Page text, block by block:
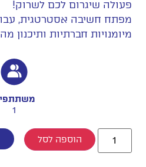
פעולה שיגרום לכם לשרוק!
מפתח חשיבה אסטרטגית,
מיומנויות חברתיות ותיכנון
1
הוספה לסל